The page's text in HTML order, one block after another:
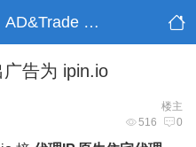
广告和交易中心: AD&Trade Center
告为 ipin.io
楼主
516 0